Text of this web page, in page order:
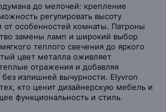
до мелочей: крепление
регулировать высоту
от особенностей комнаты. Патроны
замены ламп и широкий выбор
теплого свечения до яркого
цвет металла оживляет
отражения и добавляя
без излишней вычурности. Elyvron
кто ценит дизайнерскую мебель и
функциональность и стиль.